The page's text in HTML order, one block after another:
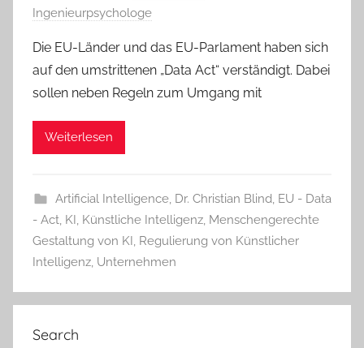
Ingenieurpsychologe
Die EU-Länder und das EU-Parlament haben sich
auf den umstrittenen „Data Act“ verständigt. Dabei
sollen neben Regeln zum Umgang mit
Weiterlesen
Artificial Intelligence, Dr. Christian Blind, EU - Data
- Act, KI, Künstliche Intelligenz, Menschengerechte
Gestaltung von KI, Regulierung von Künstlicher
Intelligenz, Unternehmen
Search